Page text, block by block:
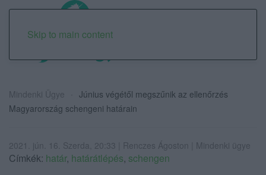
Skip to main content
Mindenki Ügye
Június végétől megszűnik az ellenőrzés
Magyarország schengeni határain
2021. jún. 16. Szerda, 20:33 | Renczes Ágoston | Mindenki ügye
Címkék: határ, határátlépés, schengen